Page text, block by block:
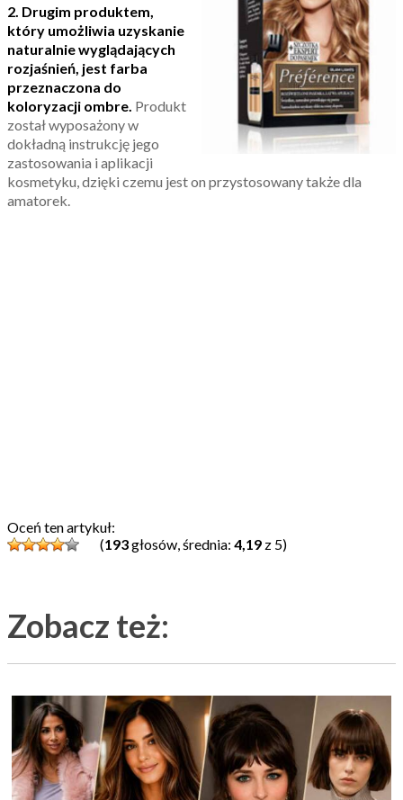
2. Drugim produktem,
który umożliwia uzyskanie
naturalnie wyglądających
rozjaśnień, jest farba
przeznaczona do
koloryzacji ombre. Produkt
został wyposażony w
dokładną instrukcję jego
zastosowania i aplikacji
kosmetyku, dzięki czemu jest on przystosowany także dla
amatorek.
Oceń ten artykuł:
(193głosów, średnia: 4,19 z 5)
Zobacz też: